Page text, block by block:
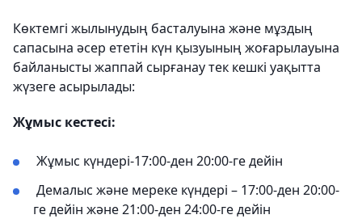
Көктемгі жылынудың басталуына және мұздың
сапасына әсер ететін күн қызуының жоғарылауына
байланысты жаппай сырғанау тек кешкі уақытта
жүзеге асырылады:
Жұмыс кестесі:
Жұмыс күндері-17:00-ден 20:00-ге дейін
Демалыс және мереке күндері – 17:00-ден 20:00-
ге дейін және 21:00-ден 24:00-ге дейін